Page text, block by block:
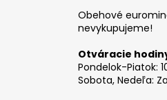
Obehové
nevykupujeme!
Otváracie
Pondelok-Piatok:
Sobota, Nedeľa: